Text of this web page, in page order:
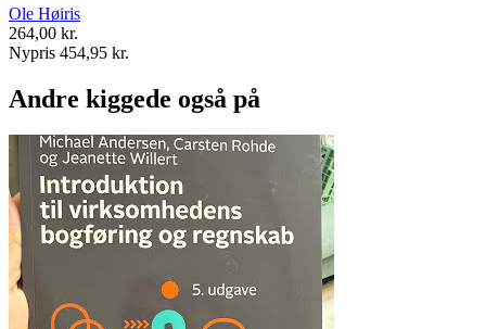
Ole Høiris
264,00 kr.
Nypris 454,95 kr.
Andre kiggede også på